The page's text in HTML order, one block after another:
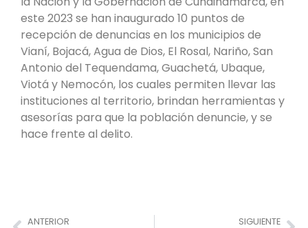
este 2023 se han inaugurado 10 puntos de
recepción de denuncias en los municipios de
Vianí, Bojacá, Agua de Dios, El Rosal, Nariño, San
Antonio del Tequendama, Guachetá, Ubaque,
Viotá y Nemocón, los cuales permiten llevar las
instituciones al territorio, brindan herramientas y
asesorías para que la población denuncie, y se
hace frente al delito.
ANTERIOR SIGUIENTE